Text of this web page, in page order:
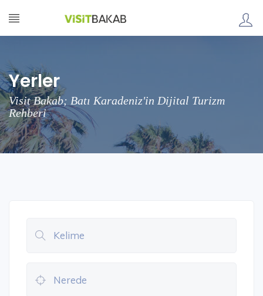
Yerler
Visit Bakab; Batı Karadeniz'in Dijital Turizm
Rehberi